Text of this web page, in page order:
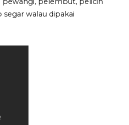
walau dipakai